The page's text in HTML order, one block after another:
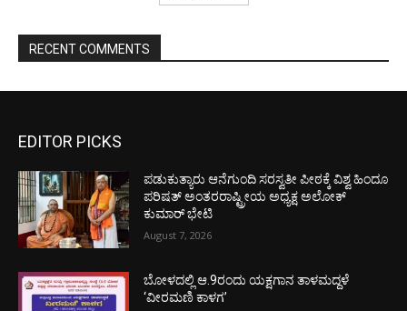
RECENT COMMENTS
EDITOR PICKS
ಪಡುಕುತ್ಯಾರು ಆನೆಗುಂದಿ ಸರಸ್ವತೀ ಪೀಠಕ್ಕೆ ವಿಶ್ವ ಹಿಂದೂ
ಪರಿಷತ್ ಅಂತರರಾಷ್ಟ್ರೀಯ ಅಧ್ಯಕ್ಷ ಅಲೋಕ್
ಕುಮಾರ್ ಭೇಟಿ
August 7, 2026
ಬೋಳದಲ್ಲಿ ಆ.9ರಂದು ಯಕ್ಷಗಾನ ತಾಳಮದ್ದಳೆ
‘ವೀರಮಣಿ ಕಾಳಗ’